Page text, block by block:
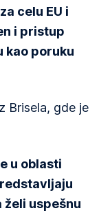
celu EU i
i pristup
kao poruku
Brisela, gde je
u oblasti
uspešnu